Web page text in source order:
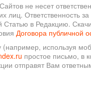
не несет
лиц. Ответственность
Статью в Редакцию.
Договора публичной
используя
простое письмо, в
отправят Вам